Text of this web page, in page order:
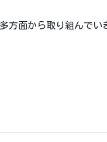
方面から取り組んでい